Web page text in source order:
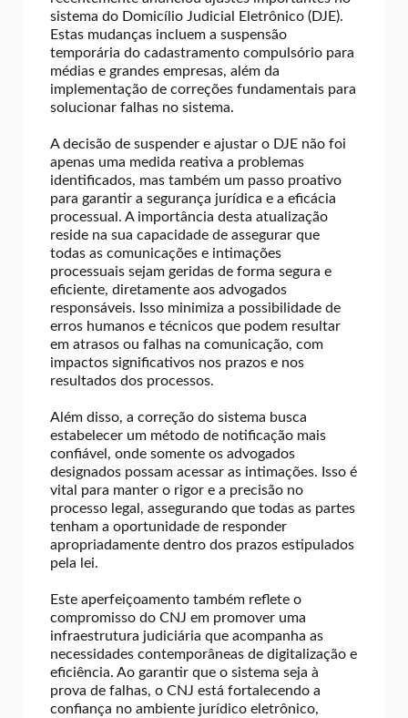
sistema do Domicílio Judicial Eletrônico (DJE).
Estas mudanças incluem a suspensão
temporária do cadastramento compulsório para
médias e grandes empresas, além da
implementação de correções fundamentais para
solucionar falhas no sistema.
A decisão de suspender e ajustar o DJE não foi
apenas uma medida reativa a problemas
identificados, mas também um passo proativo
para garantir a segurança jurídica e a eficácia
processual. A importância desta atualização
reside na sua capacidade de assegurar que
todas as comunicações e intimações
processuais sejam geridas de forma segura e
eficiente, diretamente aos advogados
responsáveis. Isso minimiza a possibilidade de
erros humanos e técnicos que podem resultar
em atrasos ou falhas na comunicação, com
impactos significativos nos prazos e nos
resultados dos processos.
Além disso, a correção do sistema busca
estabelecer um método de notificação mais
confiável, onde somente os advogados
designados possam acessar as intimações. Isso é
vital para manter o rigor e a precisão no
processo legal, assegurando que todas as partes
tenham a oportunidade de responder
apropriadamente dentro dos prazos estipulados
pela lei.
Este aperfeiçoamento também reflete o
compromisso do CNJ em promover uma
infraestrutura judiciária que acompanha as
necessidades contemporâneas de digitalização e
eficiência. Ao garantir que o sistema seja à
prova de falhas, o CNJ está fortalecendo a
confiança no ambiente jurídico eletrônico,